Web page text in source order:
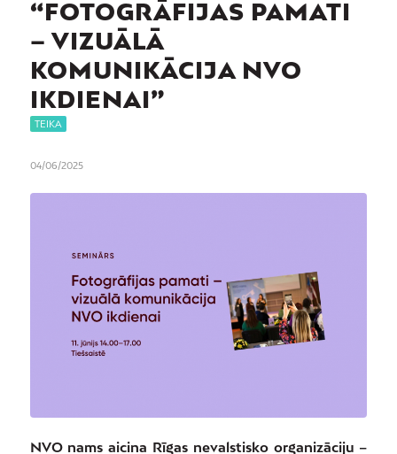
“FOTOGRĀFIJAS PAMATI
– VIZUĀLĀ
KOMUNIKĀCIJA NVO
IKDIENAI”
TEIKA
04/06/2025
NVO nams aicina Rīgas nevalstisko organizāciju –